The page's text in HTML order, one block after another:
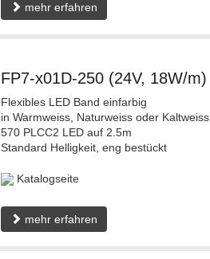
mehr erfahren
FP7-x01D-250 (24V, 18W/m)
Flexibles LED Band einfarbig
in Warmweiss, Naturweiss oder Kaltweiss
570 PLCC2 LED auf 2.5m
Standard Helligkeit, eng bestückt
Katalogseite
mehr erfahren